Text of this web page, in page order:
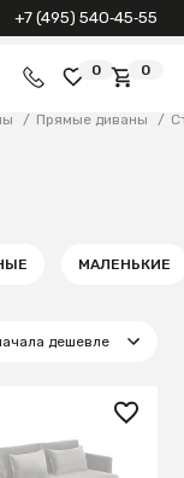
+7 (495) 540‑45‑55
0 0
/ Прямые диваны /
МАЛЕНЬКИЕ